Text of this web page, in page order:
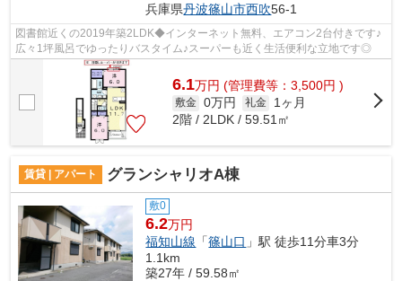
兵庫県丹波篠山市西吹56-1
図書館近くの2019年築2LDK◆インターネット無料、エアコン2台付きです♪
広々1坪風呂でゆったりバスタイム♪スーパーも近く生活便利な立地です◎
6.1万円 (管理費等：3,500円 )
敷金 0万円 礼金
1ヶ月
2階 / 2LDK / 59.51㎡
賃貸 | アパート グランシャリオA棟
敷0
6.2万円
福知山線 「篠山口 」駅 徒歩11分車3分
1.1km
築27年 / 59.58㎡